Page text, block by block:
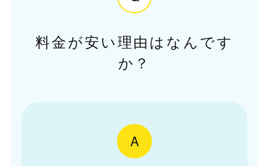
料金が安い理由はなんです
か？
A